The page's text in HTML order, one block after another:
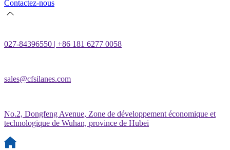
Contactez-nous
027-84396550 | +86 181 6277 0058
sales@cfsilanes.com
No.2, Dongfeng Avenue, Zone de développement économique et
technologique de Wuhan, province de Hubei